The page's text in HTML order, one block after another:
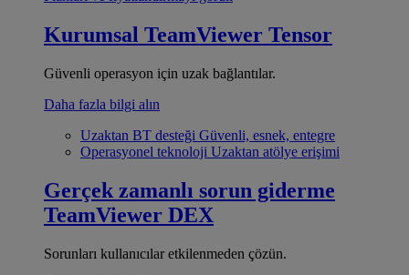
Kurumsal TeamViewer Tensor
Güvenli operasyon için uzak bağlantılar.
Daha fazla bilgi alın
Uzaktan BT desteği Güvenli, esnek, entegre
Operasyonel teknoloji Uzaktan atölye erişimi
Gerçek zamanlı sorun giderme
TeamViewer DEX
Sorunları kullanıcılar etkilenmeden çözün.